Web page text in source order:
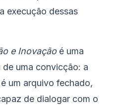
execução dessas
e Inovaçãoé uma
uma convicção: a
um arquivo fechado,
de dialogar com o